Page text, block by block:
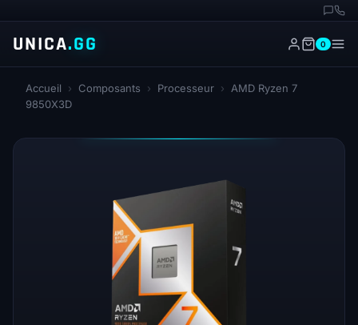
UNICA.GG 0
Accueil › Composants › Processeur ›
AMD Ryzen 7
9850X3D